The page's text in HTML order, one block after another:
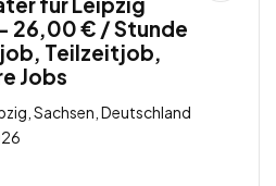
26,00 € / Stunde
Teilzeitjob,
Jobs
Sachsen, Deutschland